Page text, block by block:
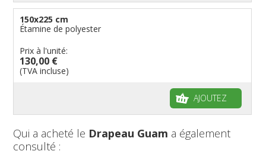
150x225 cm
Étamine de polyester
Prix à l'unité:
130,00 €
(TVA incluse)
AJOUTEZ
Qui a acheté le Drapeau Guam a également
consulté :